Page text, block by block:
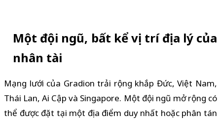
Một đội ngũ, bất kể vị trí địa lý của
nhân tài
Mạng lưới của Gradion trải rộng khắp Đức, Việt Nam,
Thái Lan, Ai Cập và Singapore. Một đội ngũ mở rộng có
thể được đặt tại một địa điểm duy nhất hoặc phân tán